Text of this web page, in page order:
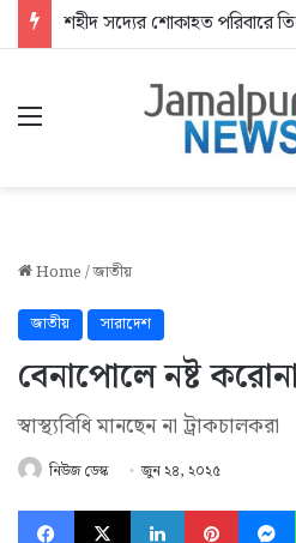
Menu
Home/জাতীয়
জাতীয় সারাদেশ
বেনাপোলে নষ্ট
স্বাস্থ্যবিধি মানছেন না ট্রাকচালকরা
নিউজ ডেস্ক জুন ২৪, ২০২৫
Facebook
X LinkedIn